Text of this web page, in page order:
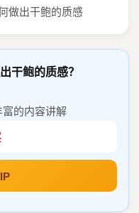
做出干鲍的质感
干鲍的质感？
的内容讲解